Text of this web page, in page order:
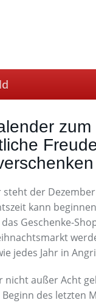
steht der
kann
Geschenke-
jedes Jahr in
nicht außer Acht
des letzten